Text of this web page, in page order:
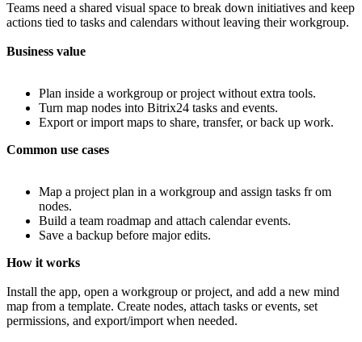
Teams need a shared visual space to break down initiatives and keep
actions tied to tasks and calendars without leaving their workgroup.
Business value
Plan inside a workgroup or project without extra tools.
Turn map nodes into Bitrix24 tasks and events.
Export or import maps to share, transfer, or back up work.
Common use cases
Map a project plan in a workgroup and assign tasks fr om
nodes.
Build a team roadmap and attach calendar events.
Save a backup before major edits.
How it works
Install the app, open a workgroup or project, and add a new mind
map from a template. Create nodes, attach tasks or events, set
permissions, and export/import when needed.